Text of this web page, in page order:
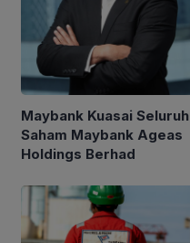
Maybank Kuasai Seluruh
Saham Maybank Ageas
Holdings Berhad